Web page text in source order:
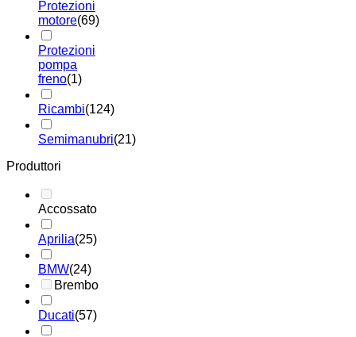
Protezioni
motore(69)
Protezioni
pompa
freno(1)
Ricambi(124)
Semimanubri(21)
Produttori
Accossato
Aprilia(25)
BMW(24)
Brembo
Ducati(57)